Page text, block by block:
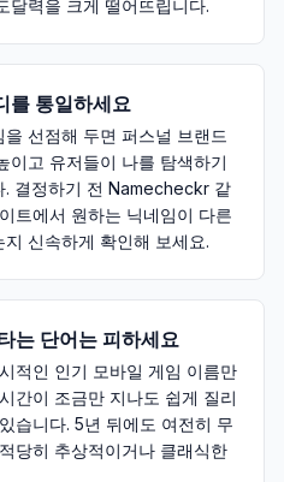
달력을 크게 떨어뜨립니다.
를 통일하세요
선점해 두면 퍼스널 브랜드
이고 유저들이 나를 탐색하기
. 결정하기 전 Namecheckr 같
트에서 원하는 닉네임이 다른
신속하게 확인해 보세요.
는 단어는 피하세요
적인 인기 모바일 게임 이름만
간이 조금만 지나도 쉽게 질리
습니다. 5년 뒤에도 여전히 무
당히 추상적이거나 클래식한